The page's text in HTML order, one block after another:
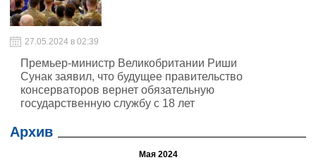
27.05.2024 в 02:39
Премьер-министр Великобритании Риши
Сунак заявил, что будущее правительство
консерваторов вернет обязательную
государственную службу с 18 лет
Архив
Мая 2024